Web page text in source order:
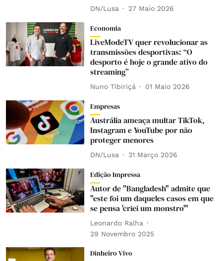
DN/Lusa 27 Maio 2026
Economia
LiveModeTV quer revolucionar as
transmissões desportivas: “O
desporto é hoje o grande ativo do
streaming”
Nuno Tibiriçá 01 Maio 2026
Empresas
Austrália ameaça multar TikTok,
Instagram e YouTube por não
proteger menores
DN/Lusa 31 Março 2026
Edição Impressa
Autor de "Bangladesh" admite que
"este foi um daqueles casos em que
se pensa 'criei um monstro'"
Leonardo Ralha
29 Novembro 2025
Dinheiro Vivo